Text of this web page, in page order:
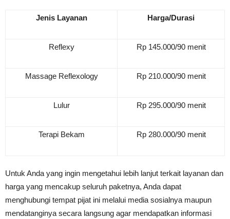
Jenis Layanan Harga/Durasi
Reflexy Rp 145.000/90 menit
Massage Reflexology Rp 210.000/90 menit
Lulur Rp 295.000/90 menit
Terapi Bekam Rp 280.000/90 menit
Untuk Anda yang ingin mengetahui lebih lanjut terkait layanan dan
harga yang mencakup seluruh paketnya, Anda dapat
menghubungi tempat pijat ini melalui media sosialnya maupun
mendatanginya secara langsung agar mendapatkan informasi